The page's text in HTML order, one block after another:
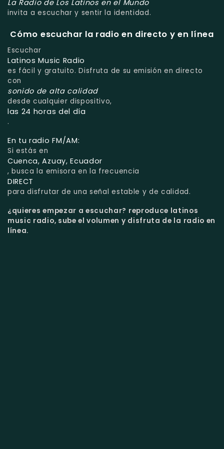
La Radio de Los Latinos en el Mundo
invita a escuchar y sentir la identidad.
Cómo escuchar la radio en directo y en línea
Escuchar
Latinos Music Radio
es fácil y gratuito. Disfruta de su emisión en directo
con
sonido de alta calidad
desde cualquier dispositivo,
las 24 horas del día
.
En tu radio FM/AM:
Si estás en
Cuenca, Azuay, Ecuador
, busca la emisora en la frecuencia
DIRECT
para disfrutar de una señal estable y de calidad.
¿quieres empezar a escuchar? reproduce latinos
music radio, sube el volumen y disfruta de la radio en
línea.